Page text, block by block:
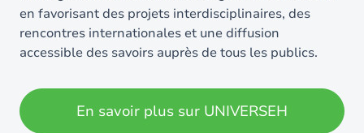
en favorisant des projets interdisciplinaires, des
rencontres internationales et une diffusion
accessible des savoirs auprès de tous les publics.
En savoir plus sur UNIVERSEH